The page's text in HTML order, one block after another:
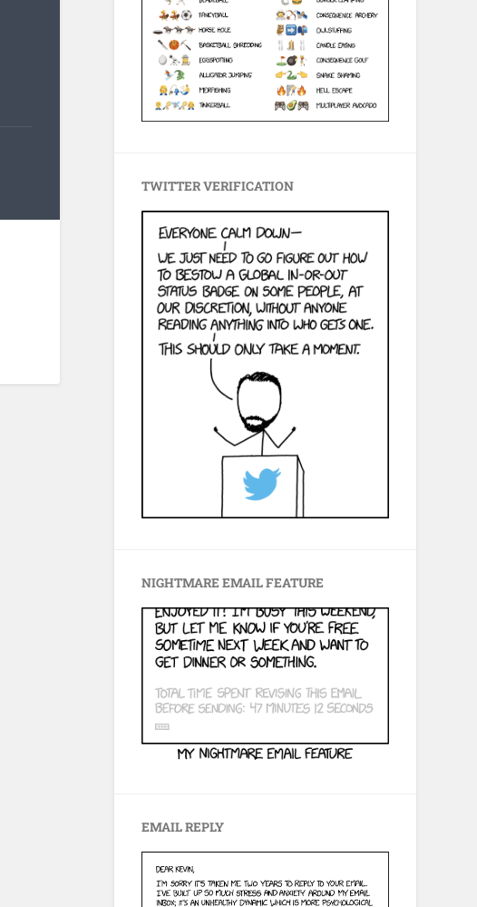
TWITTER VERIFICATION
NIGHTMARE EMAIL FEATURE
EMAIL REPLY